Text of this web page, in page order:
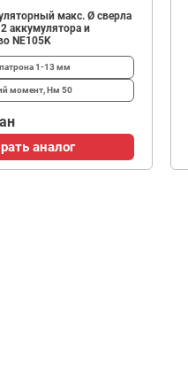
макс. Ø сверла
аккумулятора и
NE105K
1-13 мм
момент, Нм 50
аналог